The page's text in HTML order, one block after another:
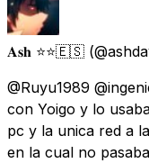
𝐀𝐬𝐡 ⭐️⭐️🇪🇸
@Ruyu1989
con Yoigo y lo
pc y la unica red a
en la cual no